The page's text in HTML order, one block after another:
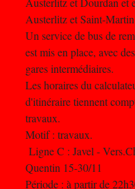
Austerlitz et Saint-
Un service de bus de
est mis en place, avec
gares intermédiaires.
Les horaires du
d'itinéraire tiennent
travaux.
Motif : travaux.
Ligne C : Javel -
Quentin 15-30/11
Période : à partir de